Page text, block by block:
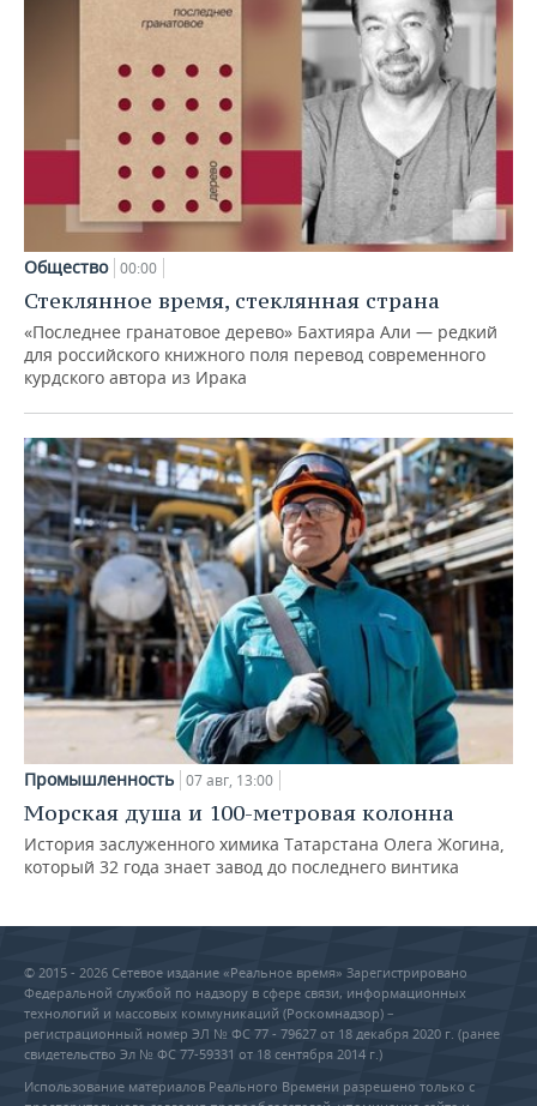
Общество 00:00
Стеклянное время, стеклянная страна
«Последнее гранатовое дерево» Бахтияра Али — редкий
для российского книжного поля перевод современного
курдского автора из Ирака
Промышленность 07 авг, 13:00
Морская душа и 100-метровая колонна
История заслуженного химика Татарстана Олега Жогина,
который 32 года знает завод до последнего винтика
© 2015 - 2026 Сетевое издание «Реальное время» Зарегистрировано
Федеральной службой по надзору в сфере связи, информационных
технологий и массовых коммуникаций (Роскомнадзор) –
регистрационный номер ЭЛ № ФС 77 - 79627 от 18 декабря 2020 г. (ранее
свидетельство Эл № ФС 77-59331 от 18 сентября 2014 г.)
Использование материалов Реального Времени разрешено только с